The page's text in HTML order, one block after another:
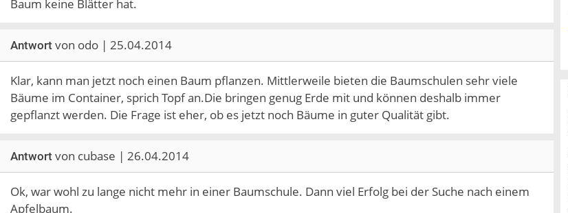
Baum keine Blätter hat.
Antwort von odo | 25.04.2014
Klar, kann man jetzt noch einen Baum pflanzen. Mittlerweile bieten die Baumschulen sehr viele
Bäume im Container, sprich Topf an.Die bringen genug Erde mit und können deshalb immer
gepflanzt werden. Die Frage ist eher, ob es jetzt noch Bäume in guter Qualität gibt.
Antwort von cubase | 26.04.2014
Ok, war wohl zu lange nicht mehr in einer Baumschule. Dann viel Erfolg bei der Suche nach einem
Apfelbaum.